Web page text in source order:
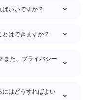
いいですか？
はできますか？
また、プライバシー
にはどうすればよい